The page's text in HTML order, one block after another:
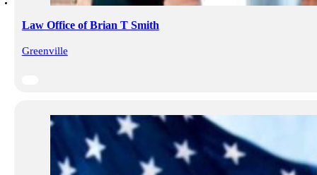
Law Office of Brian T Smith
Greenville